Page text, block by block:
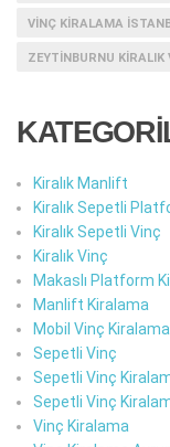
VINÇ KIRALAMA
ZEYTINBURNU KIRALIK
Kiralık Manlift
Kiralık Sepetli
Kiralık Sepetli Vinç
Kiralık Vinç
Makaslı Platform
Manlift Kiralama
Mobil Vinç Kiralama
Sepetli Vinç
Sepetli Vinç
Sepetli Vinç
Vinç Kiralama